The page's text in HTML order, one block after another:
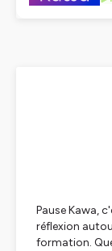
Pause Kawa,
réflexion
formation.